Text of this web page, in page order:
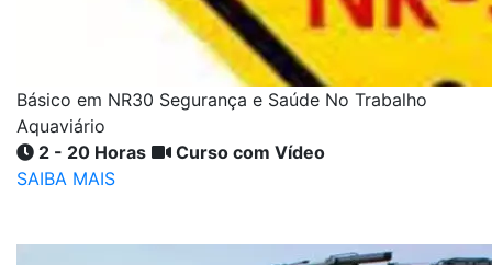
Básico em NR30 Segurança e Saúde No Trabalho
Aquaviário
2 - 20 Horas
Curso com Vídeo
SAIBA MAIS